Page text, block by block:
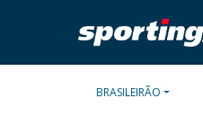
BRASILEIRÃO